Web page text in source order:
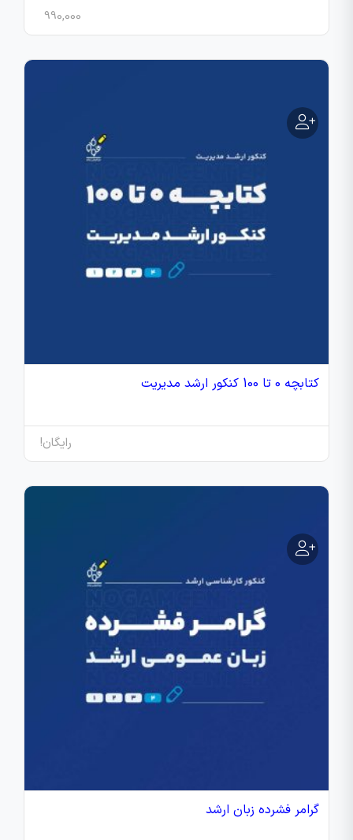
990,000
کتابچه 0 تا 100 کنکور ارشد مدیریت
رایگان!
گرامر فشرده زبان ارشد